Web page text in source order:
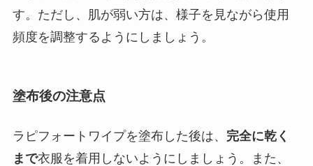
す。ただし、肌が弱い方は、様子を見ながら使用
頻度を調整するようにしましょう。
塗布後の注意点
ラピフォートワイプを塗布した後は、 完全に乾く
まで衣服を着用しないようにしましょう。また、